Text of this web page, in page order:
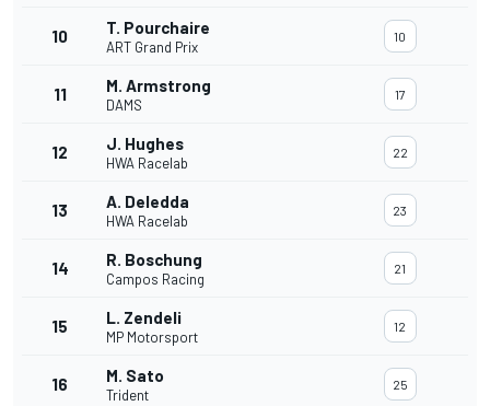
10 T. Pourchaire
ART Grand Prix
10
11 M. Armstrong
DAMS
17
12 J. Hughes
HWA Racelab
22
13 A. Deledda
HWA Racelab
23
14 R. Boschung
Campos Racing
21
15 L. Zendeli
MP Motorsport
12
16 M. Sato
Trident
25